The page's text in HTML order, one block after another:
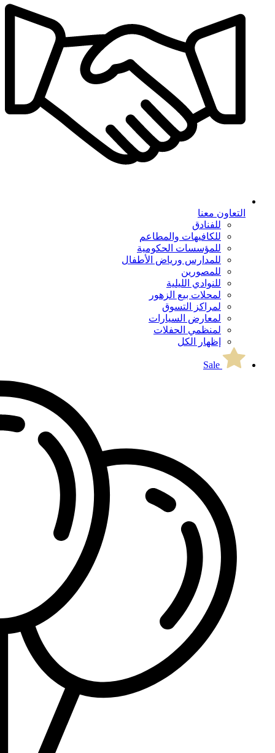
التعاون معنا
للفنادق
للكافيهات والمطاعم
للمؤسسات الحكومية
للمدارس ورياض الأطفال
للمصورين
للنوادي الليلية
لمحلات بيع الزهور
لمراكز التسوق
لمعارض السيارات
لمنظمي الحفلات
إظهار الكل